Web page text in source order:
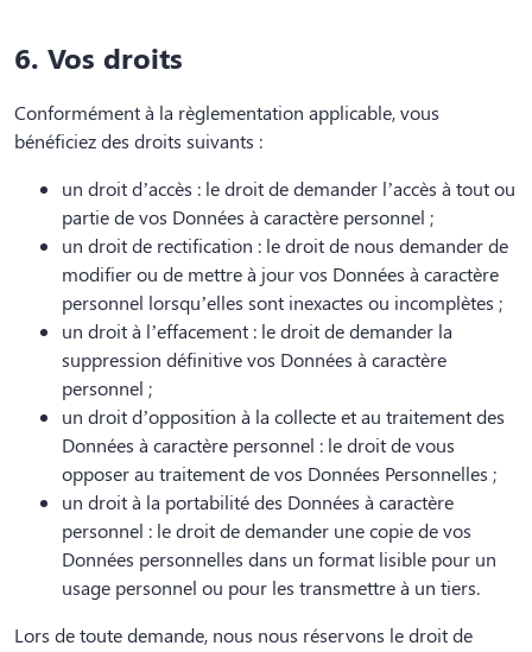
6. Vos droits
Conformément à la règlementation applicable, vous
bénéficiez des droits suivants :
un droit d’accès : le droit de demander l’accès à tout ou
partie de vos Données à caractère personnel ;
un droit de rectification : le droit de nous demander de
modifier ou de mettre à jour vos Données à caractère
personnel lorsqu’elles sont inexactes ou incomplètes ;
un droit à l’effacement : le droit de demander la
suppression définitive vos Données à caractère
personnel ;
un droit d’opposition à la collecte et au traitement des
Données à caractère personnel : le droit de vous
opposer au traitement de vos Données Personnelles ;
un droit à la portabilité des Données à caractère
personnel : le droit de demander une copie de vos
Données personnelles dans un format lisible pour un
usage personnel ou pour les transmettre à un tiers.
Lors de toute demande, nous nous réservons le droit de